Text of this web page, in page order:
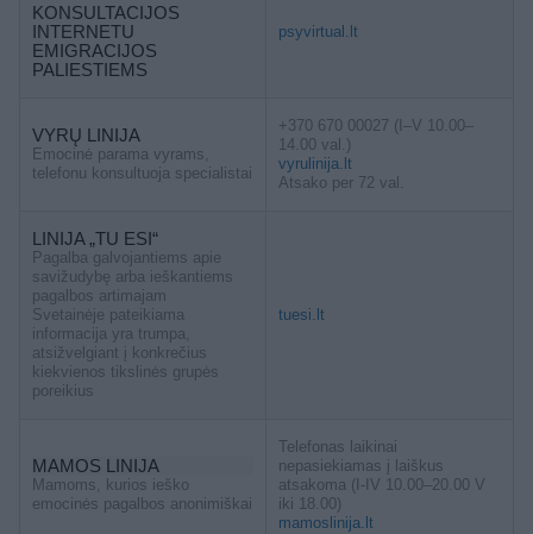
KONSULTACIJOS
INTERNETU
EMIGRACIJOS
PALIESTIEMS
psyvirtual.lt
VYRŲ LINIJA
Emocinė parama vyrams,
telefonu konsultuoja specialistai
+370 670 00027 (I–V 10.00–
14.00 val.)
vyrulinija.lt
Atsako per 72 val.
LINIJA „TU ESI“
Pagalba galvojantiems apie
savižudybę arba ieškantiems
pagalbos artimajam
Svetainėje pateikiama
informacija yra trumpa,
atsižvelgiant į konkrečius
kiekvienos tikslinės grupės
poreikius
tuesi.lt
MAMOS LINIJA
Mamoms, kurios ieško
emocinės pagalbos anonimiškai
Telefonas laikinai
nepasiekiamas į laiškus
atsakoma (I-IV 10.00–20.00 V
iki 18.00)
mamoslinija.lt